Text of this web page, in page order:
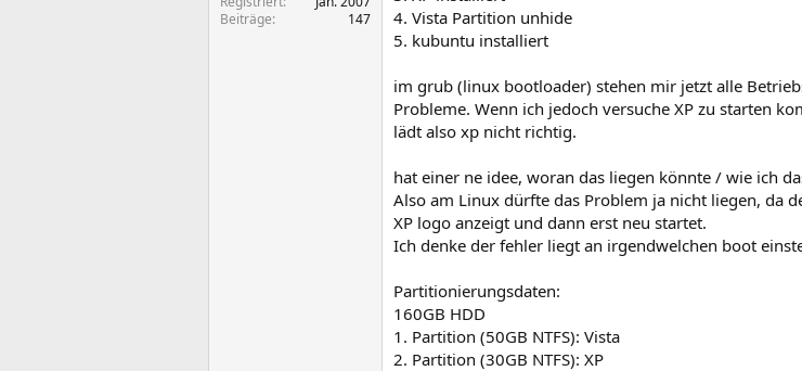
Beiträge
147
4. Vista Partition unhide
5. kubuntu installiert
im grub (linux bootloader) stehen mir jetzt alle
Probleme. Wenn ich jedoch versuche XP zu starten
lädt also xp nicht richtig.
hat einer ne idee, woran das liegen könnte / wie ich
Also am Linux dürfte das Problem ja nicht liegen, da
XP logo anzeigt und dann erst neu startet.
Ich denke der fehler liegt an irgendwelchen boot
Partitionierungsdaten:
160GB HDD
1. Partition (50GB NTFS): Vista
2. Partition (30GB NTFS): XP